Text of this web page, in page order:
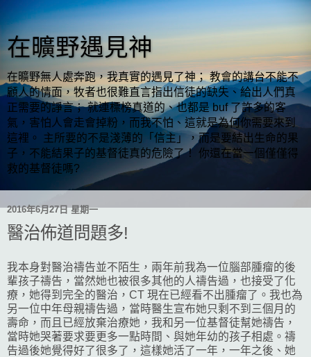
在曠野遇見神
在曠野無人處奔跑，我真實的遇見了神； 教會的講台不能不
顧人的情面，牧者也很難直言指出信徒的缺失、給出人們真
正需要的諍言； 就連標榜真道的、也都是 buf 了許多的客
氣，害怕人會走會掉粉，而我不怕、這就是為何你需要來到
這裡。 主所要的不是淺薄的「信主」，而是要結出生命的果
子，不能結果子的基督徒真的危險了！ 你還在當一個僅僅得
救的基督徒嗎?
2016年6月27日 星期一
醫治佈道問題多!
我本身對醫治禱告並不陌生，兩年前我為一位腦部腫瘤的後
輩孩子禱告，當然她也被很多其他的人禱告過，也接受了化
療，她得到完全的醫治，CT 現在已經看不出腫瘤了。我也為
另一位中年母親禱告過，當時醫生宣布她只剩不到三個月的
壽命，而且已經放棄治療她，我和另一位基督徒幫她禱告，
當時她哭著要求要更多一點時間、與她年幼的孩子相處。禱
告過後她覺得好了很多了，這樣她活了一年，一年之後、她